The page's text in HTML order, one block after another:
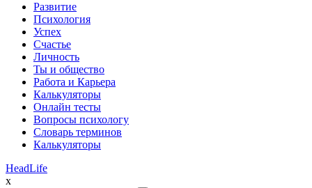
Развитие
Психология
Успех
Счастье
Личность
Ты и общество
Работа и Карьера
Калькуляторы
Онлайн тесты
Вопросы психологу
Словарь терминов
Калькуляторы
HeadLife
x